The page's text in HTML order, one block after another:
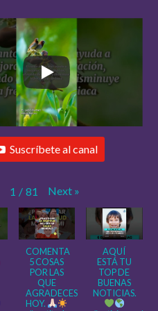
Suscríbete al canal
1 / 81 Next »
COMENTA
5 COSAS
POR LAS
QUE
AGRADECES
HOY.
AQUÍ
ESTÁ TU
TOP DE
BUENAS
NOTICIAS.